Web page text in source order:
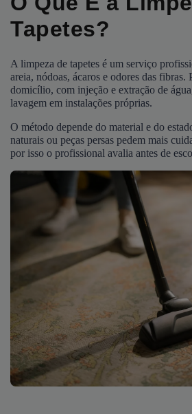
Tapetes?
A limpeza de tapetes é um serviço
areia, nódoas, ácaros e odores das fibras.
domicílio, com injeção e extração de
lavagem em instalações próprias.
O método depende do material e do
naturais ou peças persas pedem mais
por isso o profissional avalia antes de